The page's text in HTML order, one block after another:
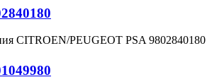
CITROEN/PEUGEOT PSA 9802840180